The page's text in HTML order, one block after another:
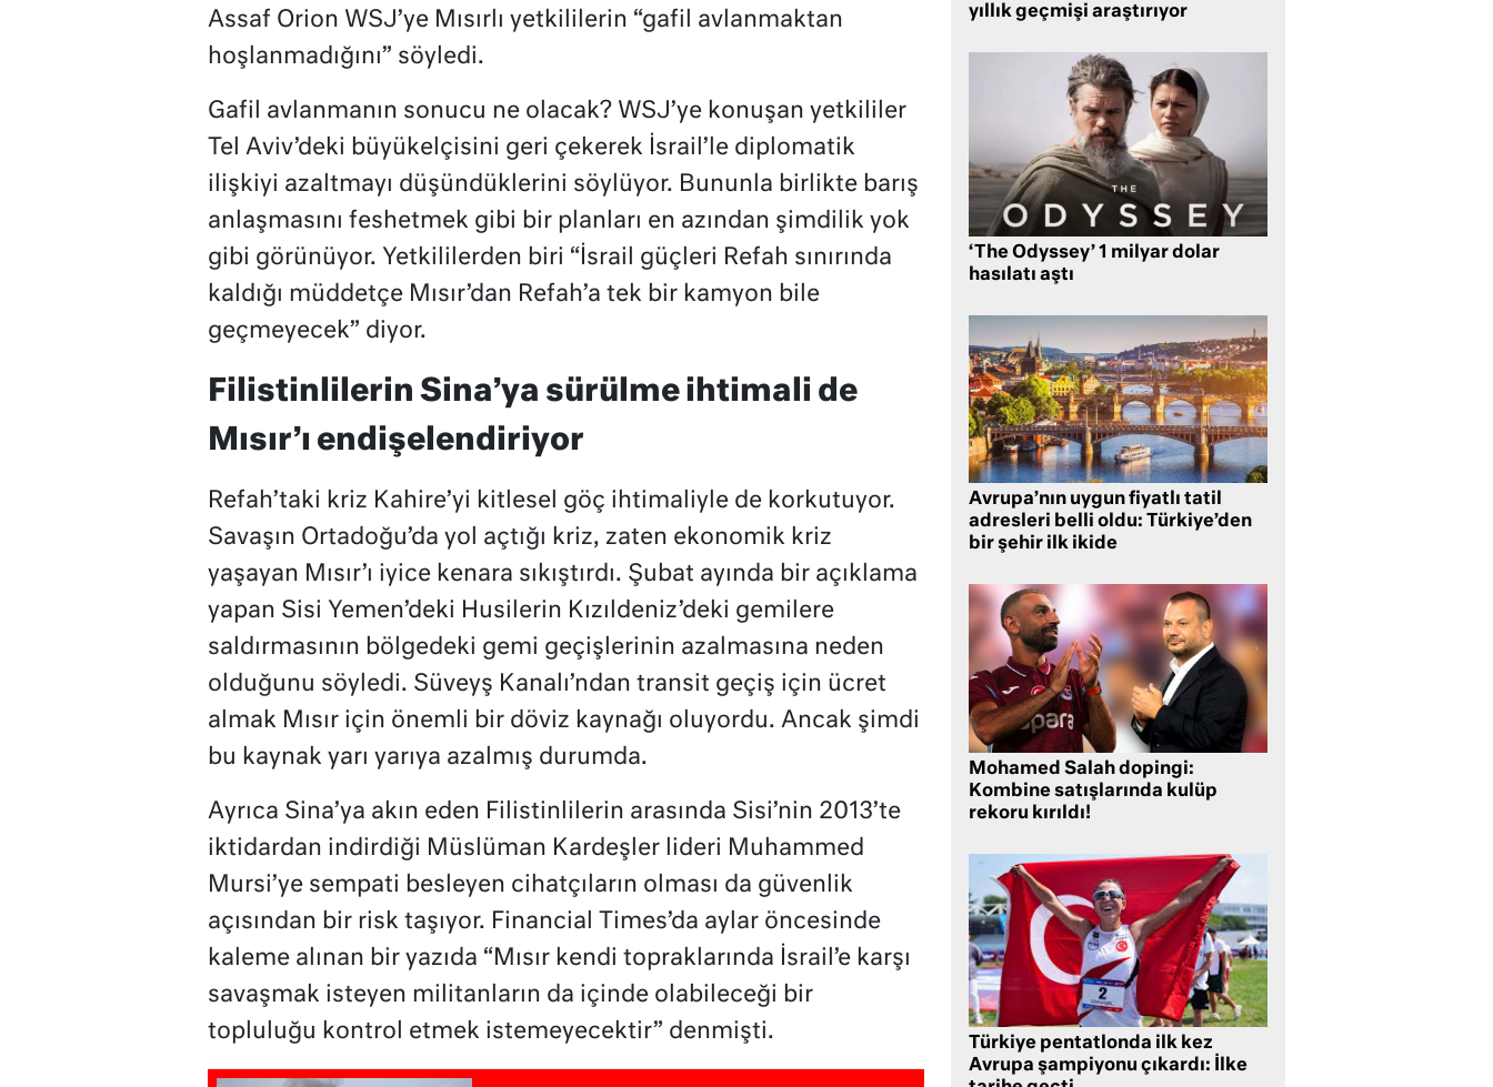
Assaf Orion WSJ’ye Mısırlı yetkililerin “gafil avlanmaktan
hoşlanmadığını” söyledi.
Gafil avlanmanın sonucu ne olacak? WSJ’ye konuşan yetkililer
Tel Aviv’deki büyükelçisini geri çekerek İsrail’le diplomatik
ilişkiyi azaltmayı düşündüklerini söylüyor. Bununla birlikte barış
anlaşmasını feshetmek gibi bir planları en azından şimdilik yok
gibi görünüyor. Yetkililerden biri “İsrail güçleri Refah sınırında
kaldığı müddetçe Mısır’dan Refah’a tek bir kamyon bile
geçmeyecek” diyor.
Filistinlilerin Sina’ya sürülme ihtimali de
Mısır’ı endişelendiriyor
Refah’taki kriz Kahire’yi kitlesel göç ihtimaliyle de korkutuyor.
Savaşın Ortadoğu’da yol açtığı kriz, zaten ekonomik kriz
yaşayan Mısır’ı iyice kenara sıkıştırdı. Şubat ayında bir açıklama
yapan Sisi Yemen’deki Husilerin Kızıldeniz’deki gemilere
saldırmasının bölgedeki gemi geçişlerinin azalmasına neden
olduğunu söyledi. Süveyş Kanalı’ndan transit geçiş için ücret
almak Mısır için önemli bir döviz kaynağı oluyordu. Ancak şimdi
bu kaynak yarı yarıya azalmış durumda.
Ayrıca Sina’ya akın eden Filistinlilerin arasında Sisi’nin 2013’te
iktidardan indirdiği Müslüman Kardeşler lideri Muhammed
Mursi’ye sempati besleyen cihatçıların olması da güvenlik
açısından bir risk taşıyor. Financial Times’da aylar öncesinde
kaleme alınan bir yazıda “Mısır kendi topraklarında İsrail’e karşı
savaşmak isteyen militanların da içinde olabileceği bir
topluluğu kontrol etmek istemeyecektir” denmişti.
yıllık geçmişi araştırıyor
‘The Odyssey’ 1 milyar dolar
hasılatı aştı
Avrupa’nın uygun fiyatlı tatil
adresleri belli oldu: Türkiye’den
bir şehir ilk ikide
Mohamed Salah dopingi:
Kombine satışlarında kulüp
rekoru kırıldı!
Türkiye pentatlonda ilk kez
Avrupa şampiyonu çıkardı: İlke